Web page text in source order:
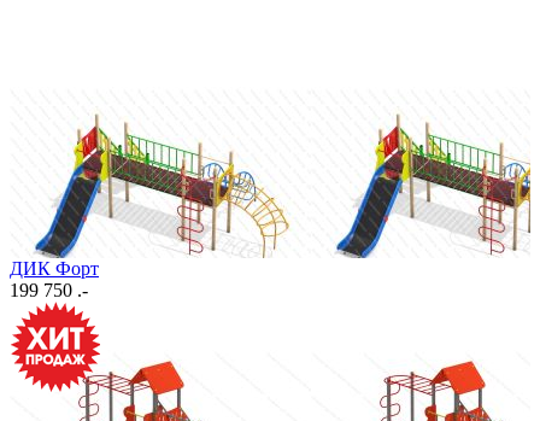
ДИК Форт
199 750 .-